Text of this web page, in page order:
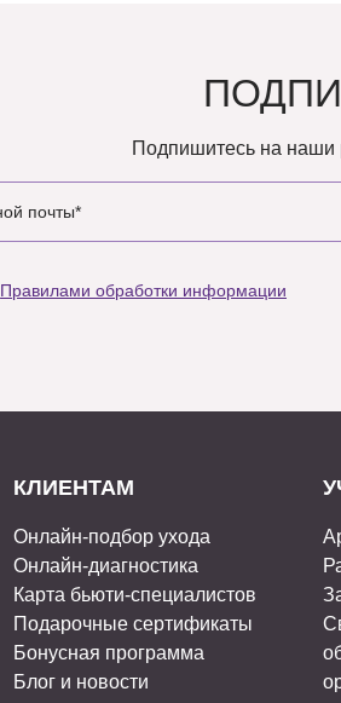
Подпишитесь на наши
Правилами обработки информации
КЛИЕНТАМ
Онлайн-подбор ухода
Онлайн-диагностика
Карта бьюти-специалистов
Подарочные сертификаты
Бонусная программа
Блог и новости